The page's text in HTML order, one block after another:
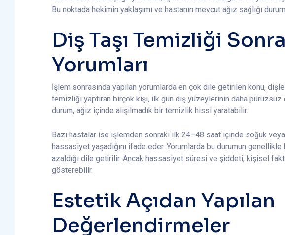
Bu noktada hekimin yaklaşımı ve hastanın mevcut ağız sağlığı
Diş Taşı Temizliği
Yorumları
İşlem sonrasında yapılan yorumlarda en çok dile getirilen konu,
temizliği yaptıran birçok kişi, ilk gün diş yüzeylerinin daha
durum, ağız içinde alışılmadık bir temizlik hissi yaratabilir.
Bazı hastalar ise işlemden sonraki ilk 24–48 saat içinde soğuk
hassasiyet yaşadığını ifade eder. Yorumlarda bu durumun
azaldığı dile getirilir. Ancak hassasiyet süresi ve şiddeti, kişisel
gösterebilir.
Estetik Açıdan Yapılan
Değerlendirmeler